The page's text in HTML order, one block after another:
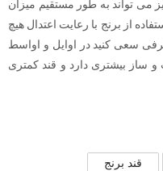
می تواند به طور مستقیم میزان
از برنج با رعایت اعتدال هیچ
سعی کنید در اوایل و اواسط
ساز بیشتری دارد و قند کمتری
قند برنج